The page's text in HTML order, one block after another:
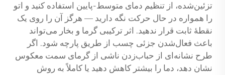
تزئین‌شده، از تنظیم دمای متوسط-پایین استفاده کنید و اتو
را همواره در حال حرکت نگه دارید — هرگز آن را روی یک
نقطهٔ ثابت قرار ندهید. اثر ترکیبی گرما و بخار می‌تواند
باعث فعال‌شدن جزئی چسب از طریق پارچه شود. اگر
طرح نشانه‌ای از حباب‌زدن ناشی از گرمای سمت معکوس
نشان دهد، دما را بیشتر کاهش دهید یا کاملاً به روش